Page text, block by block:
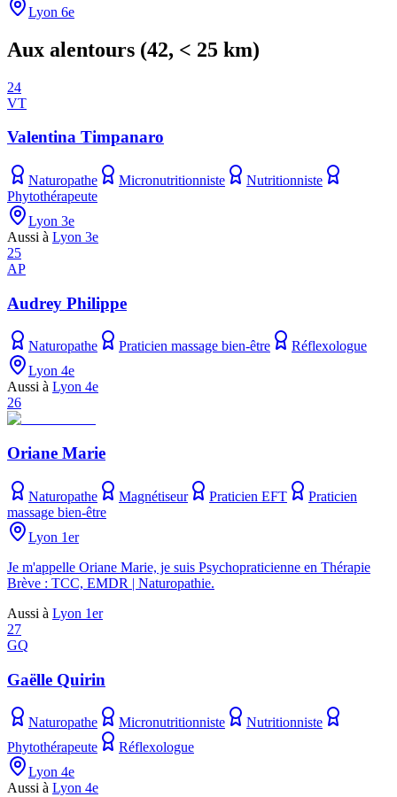
Lyon 6e
Aux alentours (42, < 25 km)
24
VT
Valentina Timpanaro
Naturopathe Micronutritionniste
Nutritionniste
Phytothérapeute
Lyon 3e
Aussi à Lyon 3e
25
AP
Audrey Philippe
Naturopathe Praticien massage bien-être
Réflexologue
Lyon 4e
Aussi à Lyon 4e
26
Oriane Marie
Naturopathe Magnétiseur Praticien EFT
Praticien
massage bien-être
Lyon 1er
Je m'appelle Oriane Marie, je suis Psychopraticienne en Thérapie
Brève : TCC, EMDR | Naturopathie.
Aussi à Lyon 1er
27
GQ
Gaëlle Quirin
Naturopathe Micronutritionniste
Nutritionniste
Phytothérapeute
Réflexologue
Lyon 4e
Aussi à Lyon 4e